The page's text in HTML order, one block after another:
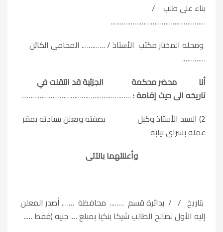
بناء على طلب /
…………………………………………….
ومحله المختار مكتب الأستاذ / …………. المحامي الكائن
………….
أنا محضر محكمة الجزئية قد انتقلت في
تاريخه الى حيث إقامة :……………………………………………………
2) السيد الأستاذ وكيل بصفته ويعلن سيادته بمقر
عمله بسراى نيابة
وأعلنتهما بالآتى
بتاريخ / / بدائرة قسم …….. محافظة ……. أصدر المعلن
إليه الأول لصالح الطالب شيكا بنكيا بمبلغ …. جنيه (فقط …..